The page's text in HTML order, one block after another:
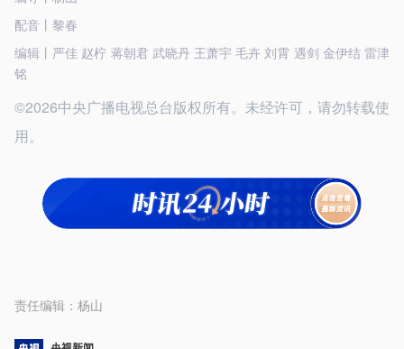
配音丨黎春
编辑丨严佳 赵柠 蒋朝君 武晓丹 王萧宇 毛卉 刘霄 遇剑 金伊结 雷津
铭
©2026中央广播电视总台版权所有。未经许可，请勿转载使
用。
责任编辑： 杨山